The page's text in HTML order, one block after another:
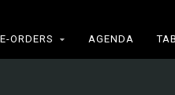
ORDERS AGENDA